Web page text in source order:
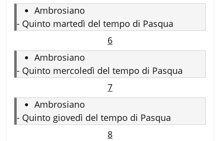
Ambrosiano
- Quinto martedì del tempo di Pasqua
6
Ambrosiano
- Quinto mercoledì del tempo di Pasqua
7
Ambrosiano
- Quinto giovedì del tempo di Pasqua
8